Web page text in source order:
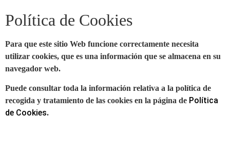
Política de Cookies
Para que este sitio Web funcione correctamente necesita
utilizar cookies, que es una información que se almacena en su
navegador web.
Puede consultar toda la información relativa a la política de
recogida y tratamiento de las cookies en la página de Política
de Cookies.